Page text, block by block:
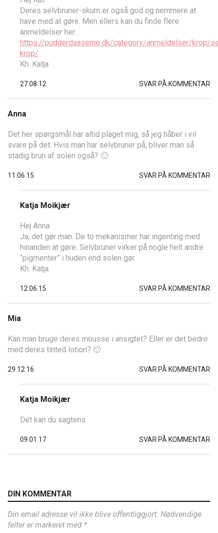
Deres selvbruner-skum er også god og nemmere at
have med at gøre. Men ellers kan du finde flere
anmeldelser her:
https://pudderdaaserne.dk/category/anmeldelser/krop/
krop/
Kh. Katja
27.08.12 SVAR PÅ KOMMENTAR
Anna
Det her spørgsmål har altid plaget mig, så jeg håber i vil
svare på det. Hvis man har selvbruner på, bliver man så
stadig brun af solen også? 🙂
11.06.15 SVAR PÅ KOMMENTAR
Katja Moikjær
Hej Anna
Ja, det gør man. De to mekanismer har ingenting med
hinanden at gøre. Selvbruner virker på nogle helt andre
“pigmenter” i huden end solen gør.
Kh. Katja
12.06.15 SVAR PÅ KOMMENTAR
Mia
Kan man bruge deres mousse i ansigtet? Eller er det bedre
med deres tinted lotion? 🙂
29.12.16 SVAR PÅ KOMMENTAR
Katja Moikjær
Det kan du sagtens
09.01.17 SVAR PÅ KOMMENTAR
DIN KOMMENTAR
Din email adresse vil ikke blive offentliggjort. Nødvendige
felter er markeret med *